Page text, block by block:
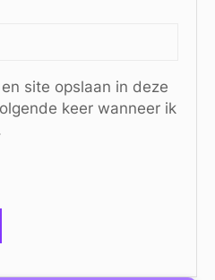
site opslaan in deze
keer wanneer ik